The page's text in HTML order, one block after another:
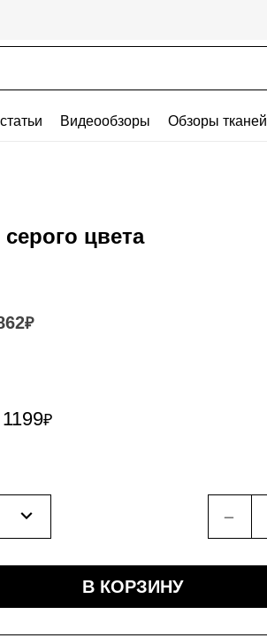
Видеообзоры Обзоры тканей
цвета
₽
₽
﹣
В КОРЗИНУ